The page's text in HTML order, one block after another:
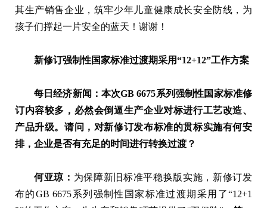
其生产销售企业，筑牢少年儿童健康成长安全防线，为
孩子们撑起一片安全的蓝天！谢谢！
新修订强制性国家标准过渡期采用“12+12”工作方案
每日经济新闻：本次GB 6675系列强制性国家标准修
订内容较多，必然会倒逼生产企业对标进行工艺改造、
产品升级。请问，对新修订发布标准的贯标实施有何安
排，企业是否有充足的时间进行转换过渡？
何亚琼： 为保障新旧标准平稳换版实施，新修订发
布的GB 6675系列强制性国家标准过渡期采用了“12+1